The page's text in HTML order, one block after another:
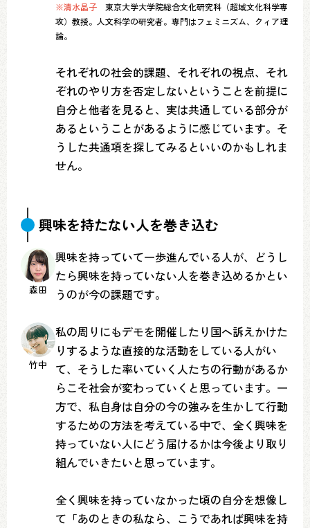
※清水晶子 東京大学大学院総合文化研究科（超域文化科学専
攻）教授。人文科学の研究者。専門はフェミニズム、クィア理
論。
それぞれの社会的課題、それぞれの視点、それ
ぞれのやり方を否定しないということを前提に
自分と他者を見ると、実は共通している部分が
あるということがあるように感じています。そ
うした共通項を探してみるといいのかもしれま
せん。
興味を持たない人を巻き込む
森田
興味を持っていて一歩進んでいる人が、どうし
たら興味を持っていない人を巻き込めるかとい
うのが今の課題です。
竹中
私の周りにもデモを開催したり国へ訴えかけた
りするような直接的な活動をしている人がい
て、そうした率いていく人たちの行動があるか
らこそ社会が変わっていくと思っています。一
方で、私自身は自分の今の強みを生かして行動
するための方法を考えている中で、全く興味を
持っていない人にどう届けるかは今後より取り
組んでいきたいと思っています。
全く興味を持っていなかった頃の自分を想像し
て「あのときの私なら、こうであれば興味を持